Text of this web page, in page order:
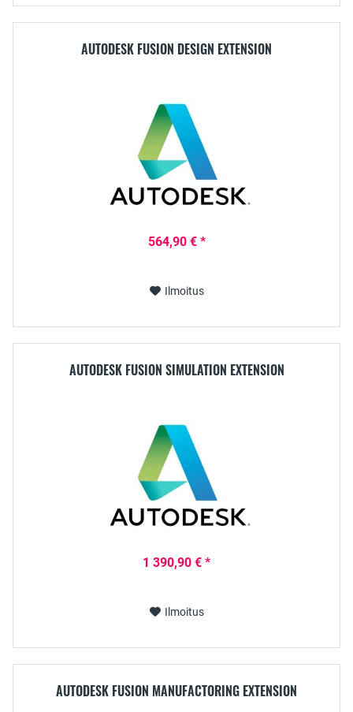
AUTODESK FUSION DESIGN EXTENSION
564,90 € *
Ilmoitus
AUTODESK FUSION SIMULATION EXTENSION
1 390,90 € *
Ilmoitus
AUTODESK FUSION MANUFACTORING EXTENSION